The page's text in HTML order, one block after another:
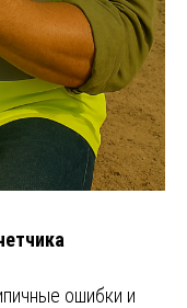
ошибки и